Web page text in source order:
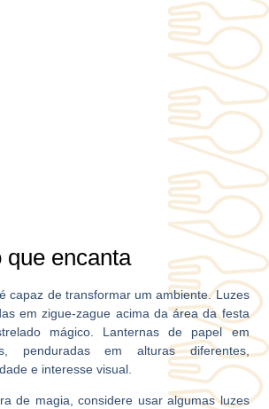
que encanta
capaz de transformar um ambiente. Luzes
em zigue-zague acima da área da festa
mágico. Lanternas de papel em
penduradas em alturas diferentes,
e interesse visual.
de magia, considere usar algumas luzes